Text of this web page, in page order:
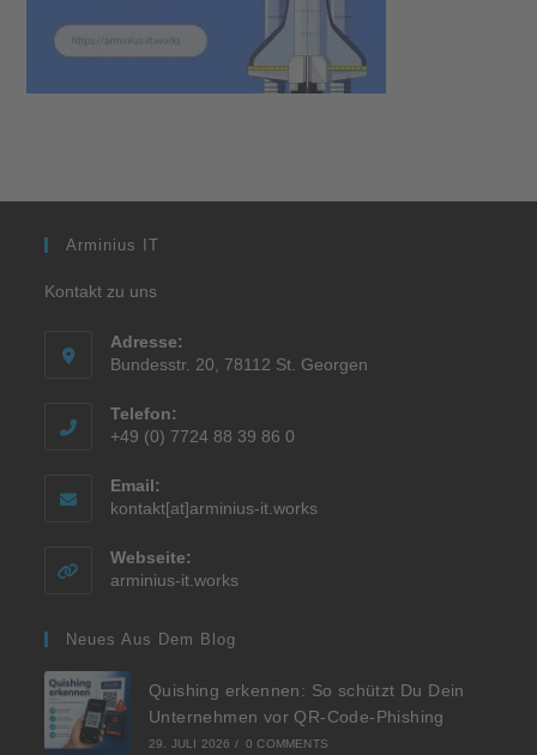
Arminius IT
Kontakt zu uns
Adresse:
Bundesstr. 20, 78112 St. Georgen
Telefon:
+49 (0) 7724 88 39 86 0
Email:
kontakt[at]arminius-it.works
Webseite:
arminius-it.works
Neues Aus Dem Blog
Quishing erkennen: So schützt Du Dein
Unternehmen vor QR-Code-Phishing
29. JULI 2026 / 0 COMMENTS